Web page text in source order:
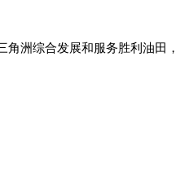
洲综合发展和服务胜利油田